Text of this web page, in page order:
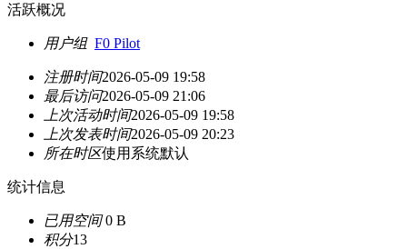
活跃概况
用户组 F0 Pilot
注册时间2026-05-09 19:58
最后访问2026-05-09 21:06
上次活动时间2026-05-09 19:58
上次发表时间2026-05-09 20:23
所在时区使用系统默认
统计信息
已用空间0 B
积分13